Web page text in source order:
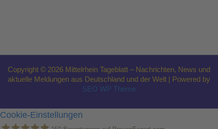
Copyright © 2026 Mittelrhein Tageblatt – Nachrichten, News und
aktuelle Meldungen aus Deutschland und der Welt | Powered by
SEO WP Theme
Cookie-Einstellungen